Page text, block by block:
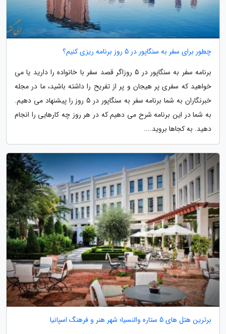
چطور برای سفر به سنگاپور در 5 روز برنامه ریزی کنیم؟
برنامه سفر به سنگاپور در 5 روزاگر قصد سفر با خانواده را دارید یا می
خواهید که سفری پر هیجان و پر از تفریح را داشته باشید، ما در مجله
خبرنگاران به شما برنامه سفر به سنگاپور در 5 روز را پیشنهاد می دهیم.
به شما در این برنامه شرح می دهیم که در هر روز چه کارهایی را انجام
دهید. به کجاها بروید....
برترین هتل های 5 ستاره والنسیا؛ شهر هنر و فرهنگ اسپانیا